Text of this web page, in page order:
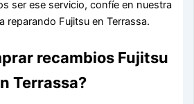
ser ese servicio, confíe en nuestra
reparando Fujitsu en Terrassa.
recambios Fujitsu
Terrassa?